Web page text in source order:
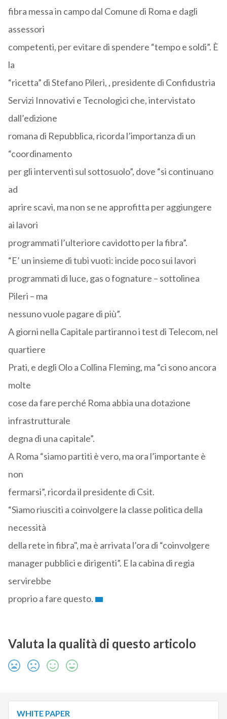
fibra messa in campo dal Comune di Roma e dagli
assessori
competenti, per evitare di spendere “tempo e soldi”. È
la
“ricetta” di Stefano Pileri, , presidente di Confidustria
Servizi Innovativi e Tecnologici che, intervistato
dall’edizione
romana di Repubblica, ricorda l’importanza di un
“coordinamento
per gli interventi sul sottosuolo”, dove “si continuano
ad
aprire scavi, ma non se ne approfitta per aggiungere
ai lavori
programmati l’ulteriore cavidotto per la fibra”.
“E’ un insieme di tubi vuoti: incide poco sui lavori
programmati di luce, gas o fognature – sottolinea
Pileri – ma
nessuno vuole pagare di più”.
A giorni nella Capitale partiranno i test di Telecom, nel
quartiere
Prati, e degli Olo a Collina Fleming, ma “ci sono ancora
molte
cose da fare perché Roma abbia una dotazione
infrastrutturale
degna di una capitale”.
A Roma “siamo partiti è vero, ma ora l’importante è
non
fermarsi”, ricorda il presidente di Csit.
“Siamo riusciti a coinvolgere la classe politica della
necessità
della rete in fibra", ma è arrivata l’ora di “coinvolgere
manager pubblici e dirigenti”. E la cabina di regia
servirebbe
proprio a fare questo.
Valuta la qualità di questo articolo
WHITE PAPER